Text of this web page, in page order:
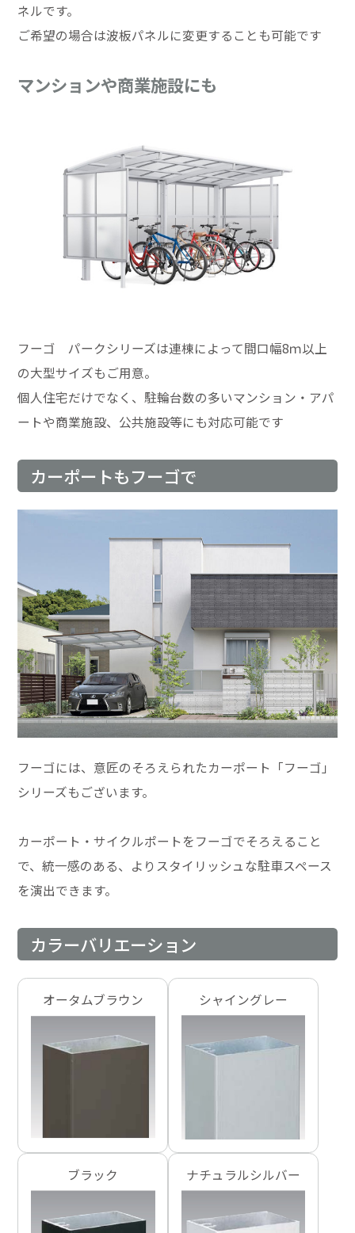
ネルです。
ご希望の場合は波板パネルに変更することも可能です
マンションや商業施設にも
フーゴ パークシリーズは連棟によって間口幅8ｍ以上
の大型サイズもご用意。
個人住宅だけでなく、駐輪台数の多いマンション・アパ
ートや商業施設、公共施設等にも対応可能です
カーポートもフーゴで
フーゴには、意匠のそろえられたカーポート「フーゴ」
シリーズもございます。
カーポート・サイクルポートをフーゴでそろえること
で、統一感のある、よりスタイリッシュな駐車スペース
を演出できます。
カラーバリエーション
オータムブラウン シャイングレー
ブラック ナチュラルシルバー